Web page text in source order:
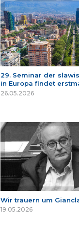
29. Seminar der
in Europa findet
26.05.2026
Wir trauern um
19.05.2026